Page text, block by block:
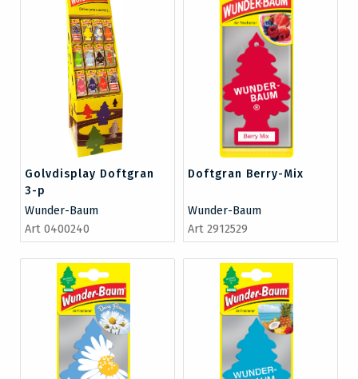
Golvdisplay Doftgran
3-p
Wunder-Baum
Art 0400240
Doftgran Berry-Mix
Wunder-Baum
Art 2912529